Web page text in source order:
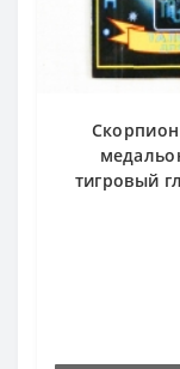
тигровый